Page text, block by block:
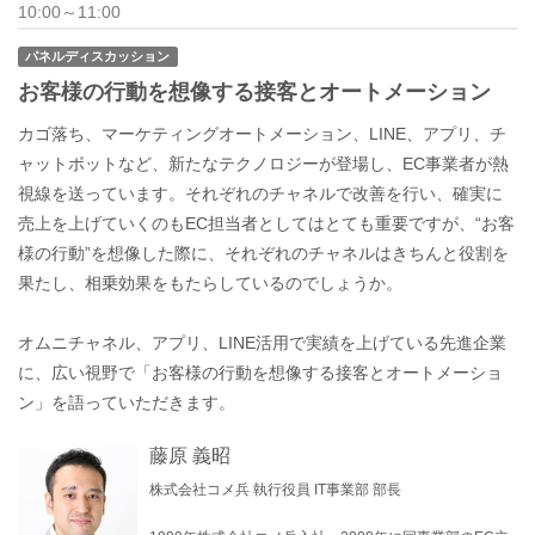
10:00～11:00
パネルディスカッション
お客様の行動を想像する接客とオートメーション
カゴ落ち、マーケティングオートメーション、LINE、アプリ、チ
ャットボットなど、新たなテクノロジーが登場し、EC事業者が熱
視線を送っています。それぞれのチャネルで改善を行い、確実に
売上を上げていくのもEC担当者としてはとても重要ですが、“お客
様の行動”を想像した際に、それぞれのチャネルはきちんと役割を
果たし、相乗効果をもたらしているのでしょうか。
オムニチャネル、アプリ、LINE活用で実績を上げている先進企業
に、広い視野で「お客様の行動を想像する接客とオートメーショ
ン」を語っていただきます。
藤原 義昭
株式会社コメ兵 執行役員 IT事業部 部長